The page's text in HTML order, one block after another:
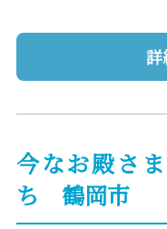
詳
今なお殿さ
ち 鶴岡市